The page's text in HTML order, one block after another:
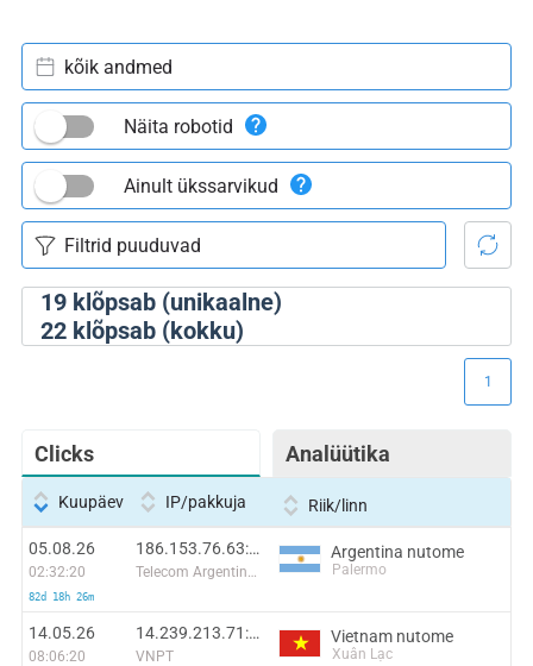
19klõpsab (unikaalne)
22klõpsab (kokku)
kõik andmed
Näita robotid
Ainult ükssarvikud
Clicks Analüütika
1
Kuupäev IP/pakkuja Riik/linn
05.08.26
02:32:20
82d 18h 26m
186.153.76.63:60904
Telecom Argentina S.A.
Argentina nutome
Palermo
14.05.26
08:06:20
14.239.213.71:47558
VNPT
Vietnam nutome
Xuân Lạc